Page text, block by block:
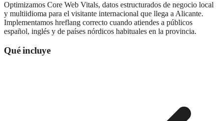
Optimizamos Core Web Vitals, datos estructurados de negocio local
y multiidioma para el visitante internacional que llega a Alicante.
Implementamos hreflang correcto cuando atiendes a públicos
español, inglés y de países nórdicos habituales en la provincia.
Qué incluye